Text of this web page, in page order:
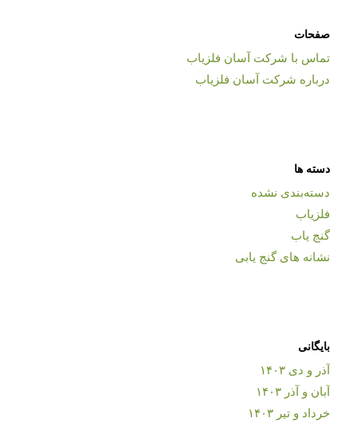
صفحات
تماس با شرکت آسان فلزیاب
درباره شرکت آسان فلزیاب
دسته ها
دسته‌بندی نشده
فلزیاب
گنج یاب
نشانه های گنج یابی
بایگانی
آذر و دی ۱۴۰۳
آبان و آذر ۱۴۰۳
خرداد و تیر ۱۴۰۳